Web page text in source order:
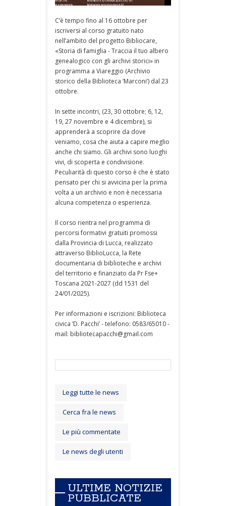
C’è tempo fino al 16 ottobre per
iscriversi al corso gratuito nato
nell’ambito del progetto Bibliocare,
«Storia di famiglia - Traccia il tuo albero
genealogico con gli archivi storici» in
programma a Viareggio (Archivio
storico della Biblioteca ‘Marconi’) dal 23
ottobre.
In sette incontri, (23, 30 ottobre; 6, 12,
19, 27 novembre e 4 dicembre), si
apprenderà a scoprire da dove
veniamo, cosa che aiuta a capire meglio
anche chi siamo. Gli archivi sono luoghi
vivi, di scoperta e condivisione.
Peculiarità di questo corso è che è stato
pensato per chi si avvicina per la prima
volta a un archivio e non è necessaria
alcuna competenza o esperienza.
Il corso rientra nel programma di
percorsi formativi gratuiti promossi
dalla Provincia di Lucca, realizzato
attraverso BiblioLucca, la Rete
documentaria di biblioteche e archivi
del territorio e finanziato da Pr Fse+
Toscana 2021-2027 (dd 1531 del
24/01/2025).
Per informazioni e iscrizioni: Biblioteca
civica ‘D. Pacchi’ - telefono: 0583/65010 -
mail: bibliotecapacchi@gmail.com
Leggi tutte le news
Cerca fra le news
Le più commentate
Le news degli utenti
ULTIME NOTIZIE
PUBBLICATE